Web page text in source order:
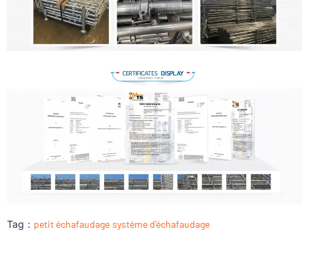
Tag： petit échafaudage système d'échafaudage